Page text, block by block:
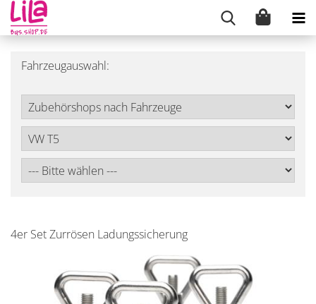
Fahrzeugauswahl:
4er Set Zurrösen Ladungssicherung